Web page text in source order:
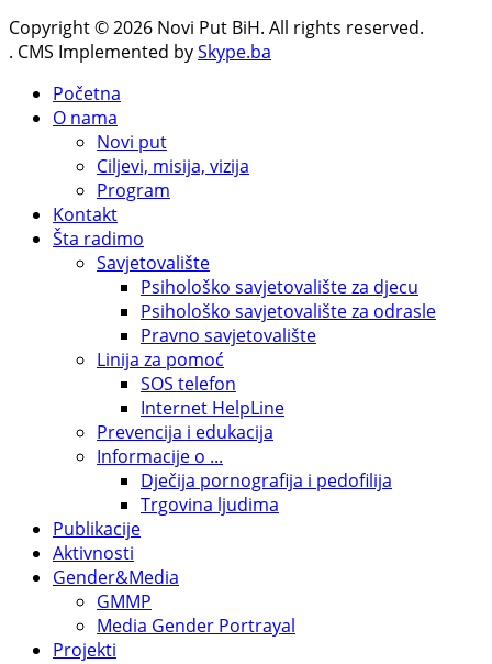
Copyright © 2026 Novi Put BiH. All rights reserved.
. CMS Implemented bySkype.ba
Početna
O nama
Novi put
Ciljevi, misija, vizija
Program
Kontakt
Šta radimo
Savjetovalište
Psihološko savjetovalište za djecu
Psihološko savjetovalište za odrasle
Pravno savjetovalište
Linija za pomoć
SOS telefon
Internet HelpLine
Prevencija i edukacija
Informacije o ...
Dječija pornografija i pedofilija
Trgovina ljudima
Publikacije
Aktivnosti
Gender&Media
GMMP
Media Gender Portrayal
Projekti